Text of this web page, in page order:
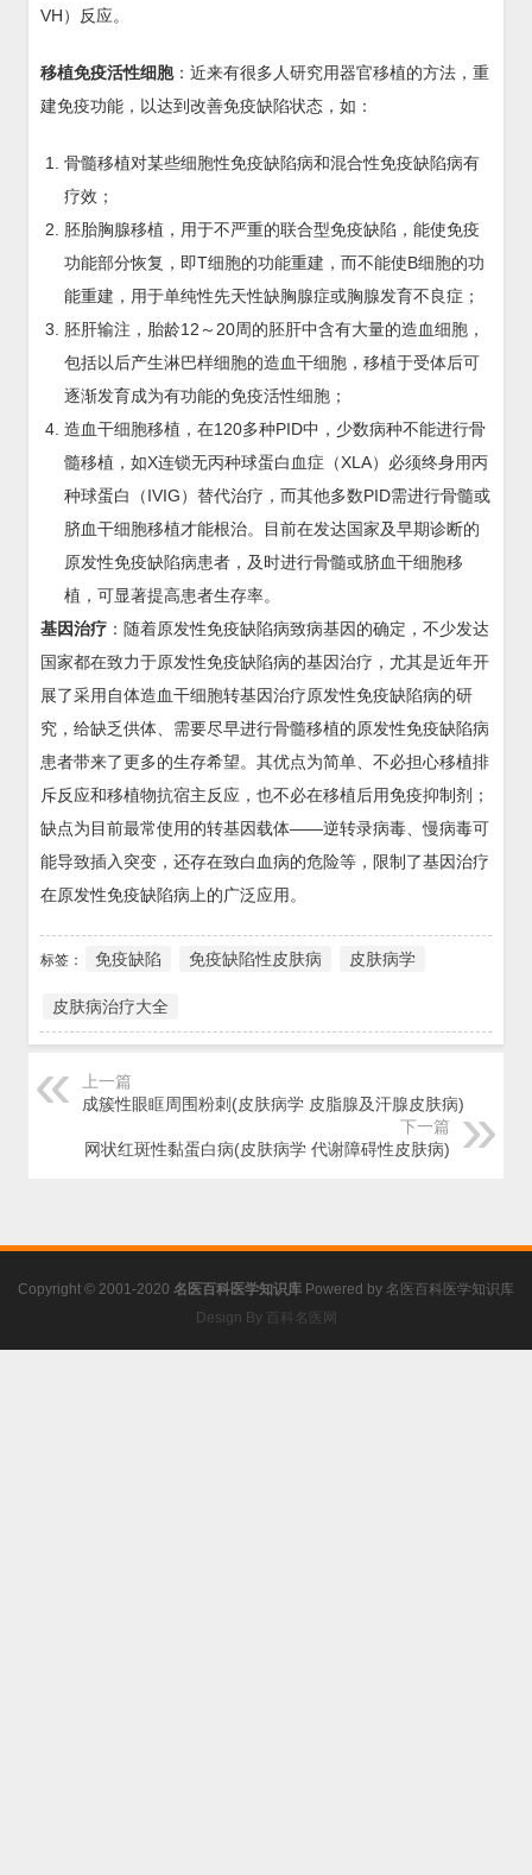
VH）反应。
移植免疫活性细胞：近来有很多人研究用器官移植的方法，重
建免疫功能，以达到改善免疫缺陷状态，如：
骨髓移植对某些细胞性免疫缺陷病和混合性免疫缺陷病有
疗效；
胚胎胸腺移植，用于不严重的联合型免疫缺陷，能使免疫
功能部分恢复，即T细胞的功能重建，而不能使B细胞的功
能重建，用于单纯性先天性缺胸腺症或胸腺发育不良症；
胚肝输注，胎龄12～20周的胚肝中含有大量的造血细胞，
包括以后产生淋巴样细胞的造血干细胞，移植于受体后可
逐渐发育成为有功能的免疫活性细胞；
造血干细胞移植，在120多种PID中，少数病种不能进行骨
髓移植，如X连锁无丙种球蛋白血症（XLA）必须终身用丙
种球蛋白（IVIG）替代治疗，而其他多数PID需进行骨髓或
脐血干细胞移植才能根治。目前在发达国家及早期诊断的
原发性免疫缺陷病患者，及时进行骨髓或脐血干细胞移
植，可显著提高患者生存率。
基因治疗 ：随着原发性免疫缺陷病致病基因的确定，不少发达
国家都在致力于原发性免疫缺陷病的基因治疗，尤其是近年开
展了采用自体造血干细胞转基因治疗原发性免疫缺陷病的研
究，给缺乏供体、需要尽早进行骨髓移植的原发性免疫缺陷病
患者带来了更多的生存希望。其优点为简单、不必担心移植排
斥反应和移植物抗宿主反应，也不必在移植后用免疫抑制剂；
缺点为目前最常使用的转基因载体——逆转录病毒、慢病毒可
能导致插入突变，还存在致白血病的危险等，限制了基因治疗
在原发性免疫缺陷病上的广泛应用。
标签： 免疫缺陷 免疫缺陷性皮肤病 皮肤病学
皮肤病治疗大全
上一篇
成簇性眼眶周围粉刺(皮肤病学 皮脂腺及汗腺皮肤病)
下一篇
网状红斑性黏蛋白病(皮肤病学 代谢障碍性皮肤病)
Copyright © 2001-2020 名医百科医学知识库 Powered by 名医百科医学知识库
Design By 百科名医网